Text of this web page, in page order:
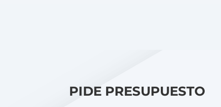
PIDE PRESUPUESTO